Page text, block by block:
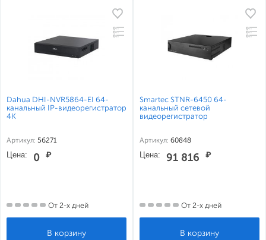
Dahua DHI-NVR5864-EI 64-
канальный IP-видеорегистратор
4K
Артикул: 56271
Цена: 0 ₽
От 2-х дней
Smartec STNR-6450 64-
канальный сетевой
видеорегистратор
Артикул: 60848
Цена: 91 816 ₽
От 2-х дней